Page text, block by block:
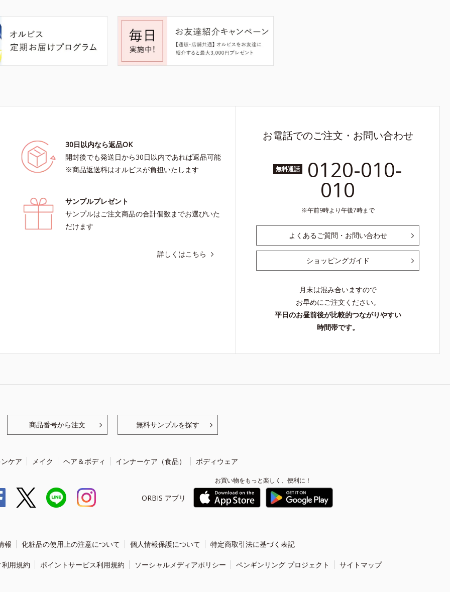
30日以内なら返品OK
開封後でも発送日から30日以内であれば返品可能
※商品返送料はオルビスが負担いたします
サンプルプレゼント
サンプルはご注文商品の合計個数までお選びいた
だけます
詳しくはこちら
お電話でのご注文・お問い合わせ
無料通話 0120-010-
010
午前9時より午後7時まで
よくあるご質問・お問い合わせ
ショッピングガイド
月末は混み合いますので
お早めにご注文ください。
平日のお昼前後が比較的つながりやすい
時間帯です。
商品番号から注文 無料サンプルを探す
ケア メイク ヘア＆ボディ インナーケア（食品） ボディウェア
ORBIS アプリ
お買い物をもっと楽しく、便利に！
報 化粧品の使用上の注意について 個人情報保護について 特定商取引法に基づく表記
用規約 ポイントサービス利用規約 ソーシャルメディアポリシー ペンギンリング プロジェクト サイトマップ